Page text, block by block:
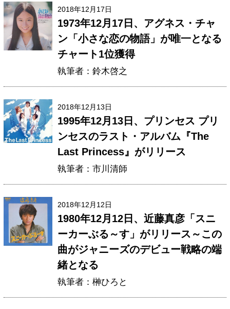
2018年12月17日
1973年12月17日、アグネス・チャ
ン「小さな恋の物語」が唯一となる
チャート1位獲得
執筆者：鈴木啓之
2018年12月13日
1995年12月13日、プリンセス プリ
ンセスのラスト・アルバム『The
Last Princess』がリリース
執筆者：市川清師
2018年12月12日
1980年12月12日、近藤真彦「スニ
ーカーぶる～す」がリリース～この
曲がジャニーズのデビュー戦略の端
緒となる
執筆者：榊ひろと